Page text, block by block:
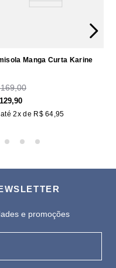
Manga Curta Karine
169,00
129,90
até2x de R$ 64,95
e promoções